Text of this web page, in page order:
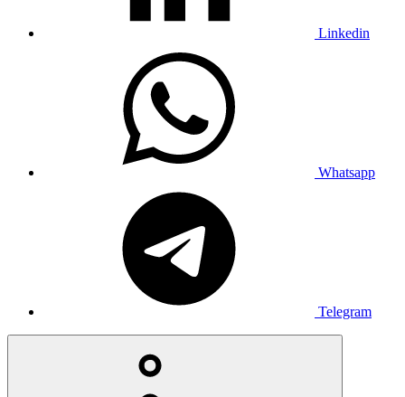
Linkedin
Whatsapp
Telegram